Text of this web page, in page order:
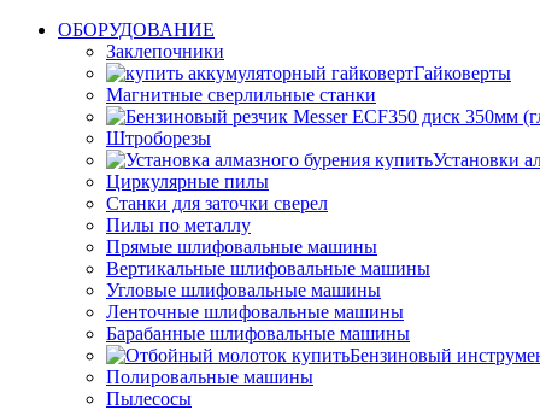
ОБОРУДОВАНИЕ
Заклепочники
Гайковерты
Магнитные сверлильные станки
Штроборезы
Установки
Циркулярные пилы
Станки для заточки сверел
Пилы по металлу
Прямые шлифовальные машины
Вертикальные шлифовальные машины
Угловые шлифовальные машины
Ленточные шлифовальные машины
Барабанные шлифовальные машины
Бензиновый
Полировальные машины
Пылесосы